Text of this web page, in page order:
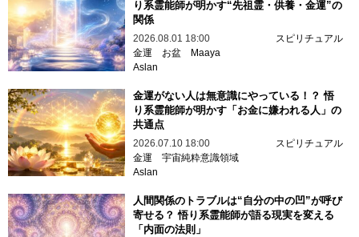
り系霊能師が明かす“先祖霊・供養・金運”の
関係
2026.08.01 18:00
スピリチュアル
金運
お盆
Maaya
Aslan
金運がない人は無意識にやっている！？ 悟
り系霊能師が明かす「お金に嫌われる人」の
共通点
2026.07.10 18:00
スピリチュアル
金運 宇宙純粋意識領域
Aslan
人間関係のトラブルは“自分の中の凹”が呼び
寄せる？ 悟り系霊能師が語る現実を変える
「内面の法則」